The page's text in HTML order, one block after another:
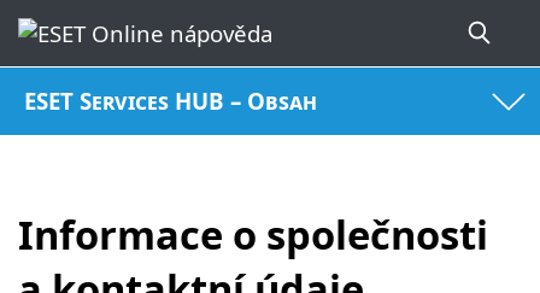
ESET Services HUB – Obsah
Informace o společnosti